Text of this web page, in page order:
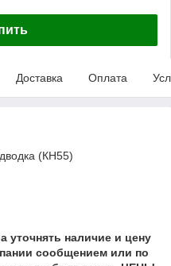
Доставка Оплата
(КН55)
наличие и цену
сообщением или по